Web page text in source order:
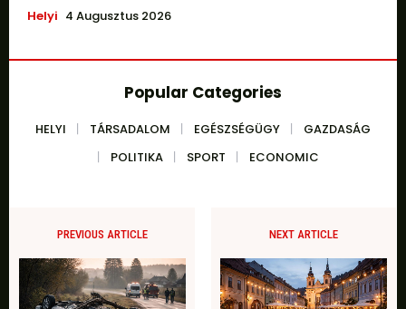
Helyi 4 Augusztus 2026
Popular Categories
HELYI TÁRSADALOM EGÉSZSÉGÜGY
GAZDASÁG
POLITIKA
SPORT ECONOMIC
PREVIOUS ARTICLE NEXT ARTICLE